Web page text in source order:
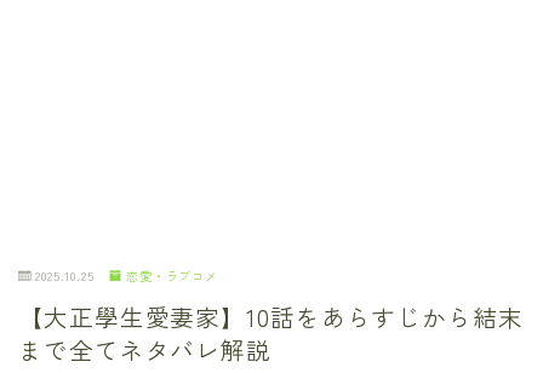
2025.10.25 恋愛・ラブコメ
【大正學生愛妻家】10話をあらすじから結末
まで全てネタバレ解説